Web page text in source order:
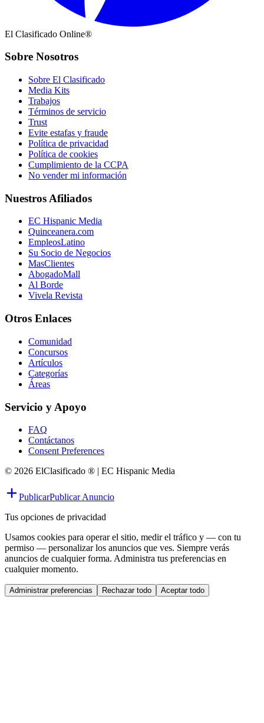
El Clasificado Online®
Sobre Nosotros
Sobre El Clasificado
Media Kits
Trabajos
Términos de servicio
Trust
Evite estafas y fraude
Política de privacidad
Política de cookies
Cumplimiento de la CCPA
No vender mi información
Nuestros Afiliados
EC Hispanic Media
Quinceanera.com
EmpleosLatino
Su Socio de Negocios
MasClientes
AbogadoMall
Al Borde
Vivela Revista
Otros Enlaces
Comunidad
Concursos
Artículos
Categorías
Áreas
Servicio y Apoyo
FAQ
Contáctanos
Consent Preferences
© 2026 ElClasificado ® | EC Hispanic Media
PublicarPublicar Anuncio
Tus opciones de privacidad
Usamos cookies para operar el sitio, medir el tráfico y — con tu
permiso — personalizar los anuncios que ves. Siempre verás
anuncios de cualquier forma. Administra tus preferencias en
cualquier momento.
Administrar preferencias Rechazar todo Aceptar todo